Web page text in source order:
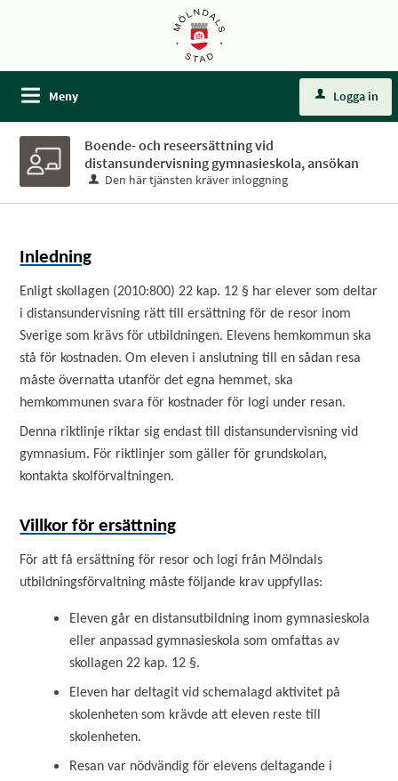
Meny Logga in
Boende- och reseersättning vid
distansundervisning gymnasieskola, ansökan
Den här tjänsten kräver inloggning
Inledning
Enligt skollagen (2010:800) 22 kap. 12 § har elever som deltar
i distansundervisning rätt till ersättning för de resor inom
Sverige som krävs för utbildningen. Elevens hemkommun ska
stå för kostnaden. Om eleven i anslutning till en sådan resa
måste övernatta utanför det egna hemmet, ska
hemkommunen svara för kostnader för logi under resan.
Denna riktlinje riktar sig endast till distansundervisning vid
gymnasium. För riktlinjer som gäller för grundskolan,
kontakta skolförvaltningen.
Villkor för ersättning
För att få ersättning för resor och logi från Mölndals
utbildningsförvaltning måste följande krav uppfyllas:
Eleven går en distansutbildning inom gymnasieskola
eller anpassad gymnasieskola som omfattas av
skollagen 22 kap. 12 §.
Eleven har deltagit vid schemalagd aktivitet på
skolenheten som krävde att eleven reste till
skolenheten.
Resan var nödvändig för elevens deltagande i